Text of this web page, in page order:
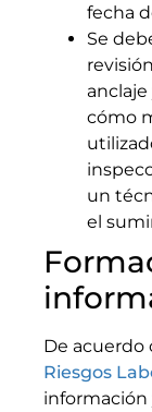
fecha
Se
anclaje
cómo
un
el
De acuerdo
Riesgos
información